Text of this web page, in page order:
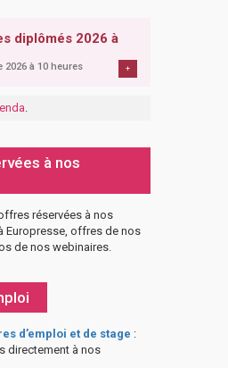
diplômés 2026 à
2026 à 10 heures +
.
à nos
réservées à nos
Europresse, offres de nos
de nos webinaires.
d’emploi et de stage :
directement à nos